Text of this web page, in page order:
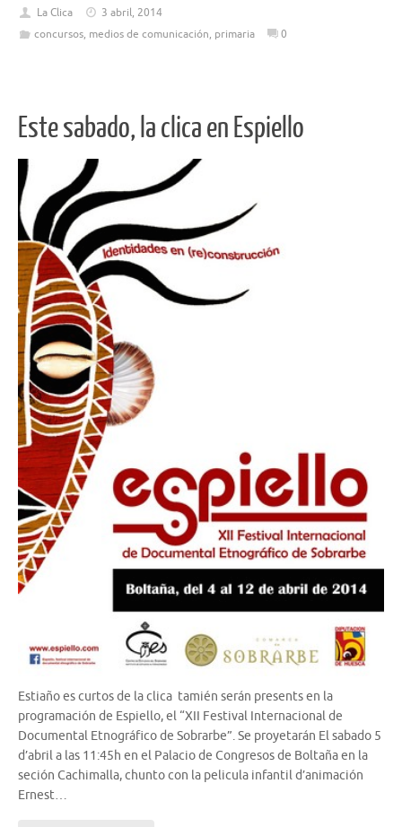
La Clica
3 abril, 2014
concursos, medios de comunicación, primaria 0
Este sabado, la clica en Espiello
Estiaño es curtos de la clica tamién serán presents en la
programación de Espiello, el “XII Festival Internacional de
Documental Etnográfico de Sobrarbe”. Se proyetarán El sabado 5
d’abril a las 11:45h en el Palacio de Congresos de Boltaña en la
seción Cachimalla, chunto con la pelicula infantil d’animación
Ernest…